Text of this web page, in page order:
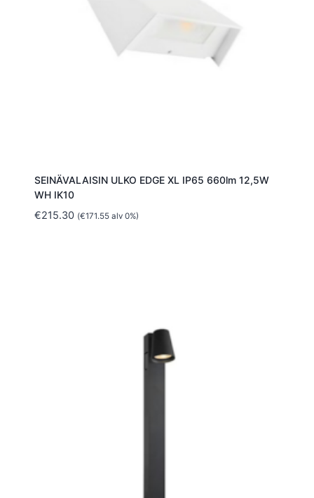
SEINÄVALAISIN ULKO EDGE XL IP65 660lm 12,5W
WH IK10
€215.30 (€171.55alv 0%)